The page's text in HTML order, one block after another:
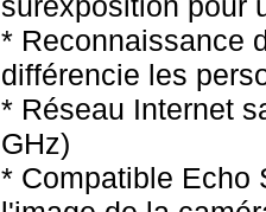
* Reconnaissance
différencie les
* Réseau Internet
GHz)
* Compatible Echo